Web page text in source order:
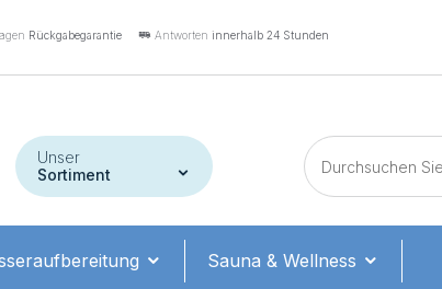
Rückgabegarantie Antworten innerhalb 24 Stunden
Unser
Sortiment
Sauna & Wellness